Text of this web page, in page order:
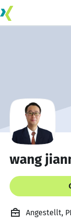
wang
Angestellt,